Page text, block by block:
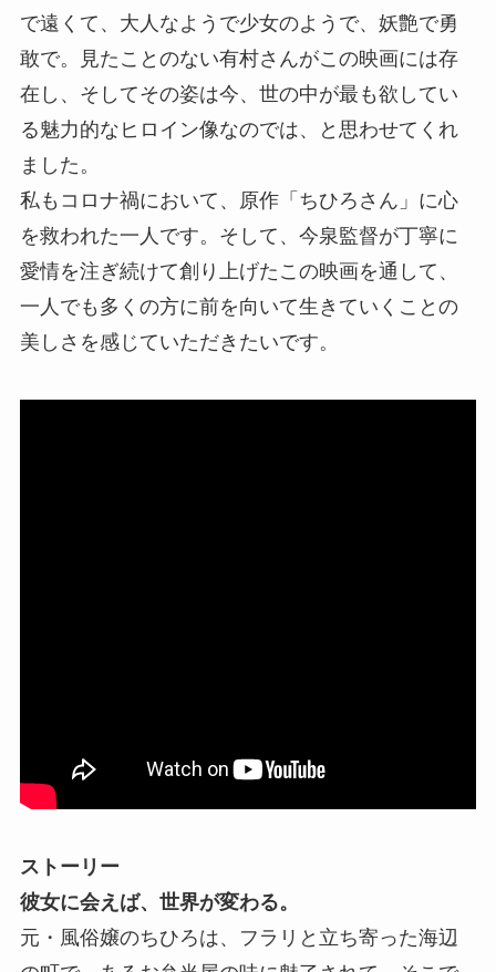
で遠くて、大人なようで少女のようで、妖艶で勇
敢で。見たことのない有村さんがこの映画には存
在し、そしてその姿は今、世の中が最も欲してい
る魅力的なヒロイン像なのでは、と思わせてくれ
ました。
私もコロナ禍において、原作「ちひろさん」に心
を救われた一人です。そして、今泉監督が丁寧に
愛情を注ぎ続けて創り上げたこの映画を通して、
一人でも多くの方に前を向いて生きていくことの
美しさを感じていただきたいです。
ストーリー
彼女に会えば、世界が変わる。
元・風俗嬢のちひろは、フラリと立ち寄った海辺